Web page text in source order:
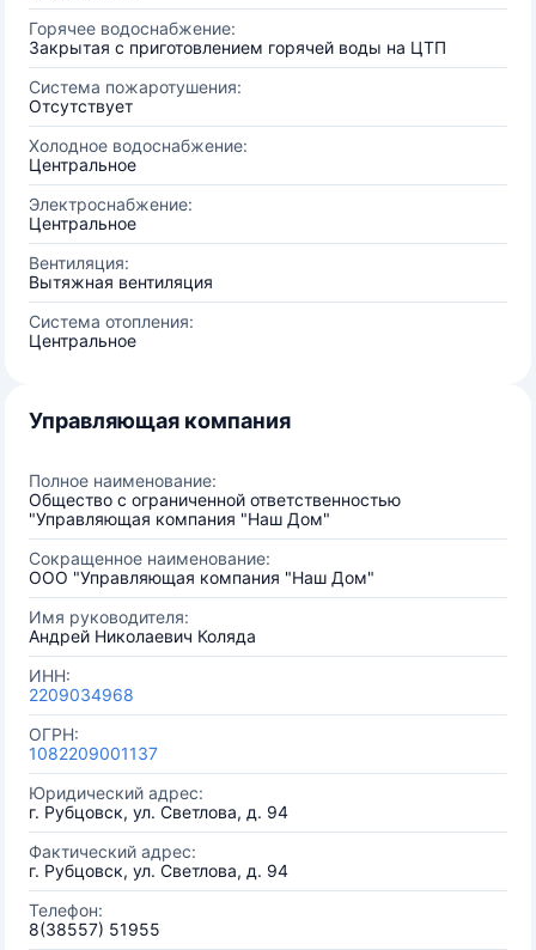
Горячее водоснабжение:
Закрытая с приготовлением горячей воды на ЦТП
Система пожаротушения:
Отсутствует
Холодное водоснабжение:
Центральное
Электроснабжение:
Центральное
Вентиляция:
Вытяжная вентиляция
Система отопления:
Центральное
Управляющая компания
Полное наименование:
Общество с ограниченной ответственностью
"Управляющая компания "Наш Дом"
Сокращенное наименование:
ООО "Управляющая компания "Наш Дом"
Имя руководителя:
Андрей Николаевич Коляда
ИНН:
2209034968
ОГРН:
1082209001137
Юридический адрес:
г. Рубцовск, ул. Светлова, д. 94
Фактический адрес:
г. Рубцовск, ул. Светлова, д. 94
Телефон:
8(38557) 51955